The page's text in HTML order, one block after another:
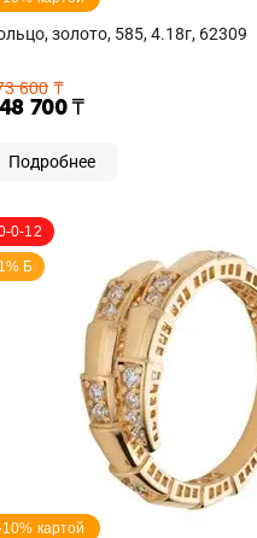
золото, 585, 4.18г, 62309
600 ₸
700₸
Подробнее
0-12
1% Б
10% картой